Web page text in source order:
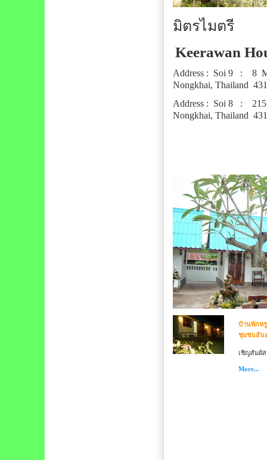
มิตรไมตรี
Keerawan
Address : Soi 9 : 8
Nongkhai, Thailand
Address : Soi 8 : 215
Nongkhai, Thailand
บ้านพักห
ชุมชนอัน
เชิญสัมผั
More...